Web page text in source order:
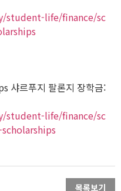
student-life/finance/sc
르푸지 팔론지 장학금:
student-life/finance/sc
목록보기